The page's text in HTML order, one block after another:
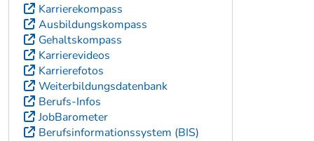
Karrierekompass
Ausbildungskompass
Gehaltskompass
Karrierevideos
Karrierefotos
Weiterbildungsdatenbank
Berufs-Infos
JobBarometer
Berufsinformationssystem (BIS)